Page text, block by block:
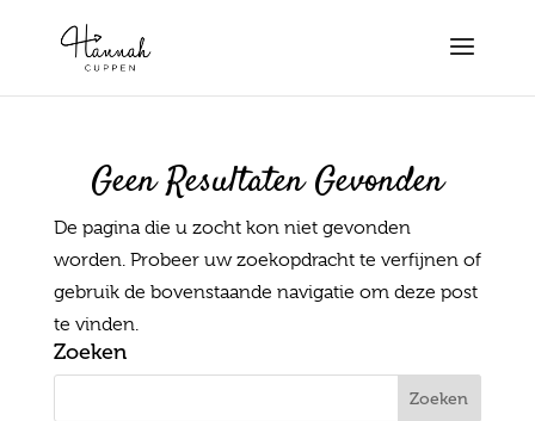
Geen Resultaten Gevonden
De pagina die u zocht kon niet gevonden
worden. Probeer uw zoekopdracht te verfijnen of
gebruik de bovenstaande navigatie om deze post
te vinden.
Zoeken